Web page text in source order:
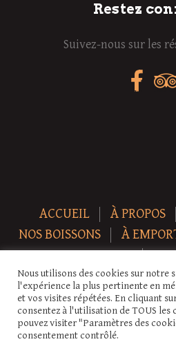
Restez
Suivez-nous sur les
ACCUEIL À PROPOS
NOS BOISSONS
À
NEWS
Copyright © 2026 Auberge-
Nous utilisons des cookies sur notre
l'expérience la plus pertinente en
et vos visites répétées. En cliquant
consentez à l'utilisation de TOUS les
pouvez visiter "Paramètres des
consentement contrôlé.